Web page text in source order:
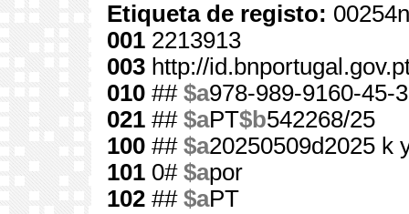
Etiqueta de registo:
001 2213913
003 http://
010 ## $a978-989-9160-45-3
021 ## $aPT$b542268/25
100 ## $a20250509d2025 k
101 0# $apor
102 ## $aPT